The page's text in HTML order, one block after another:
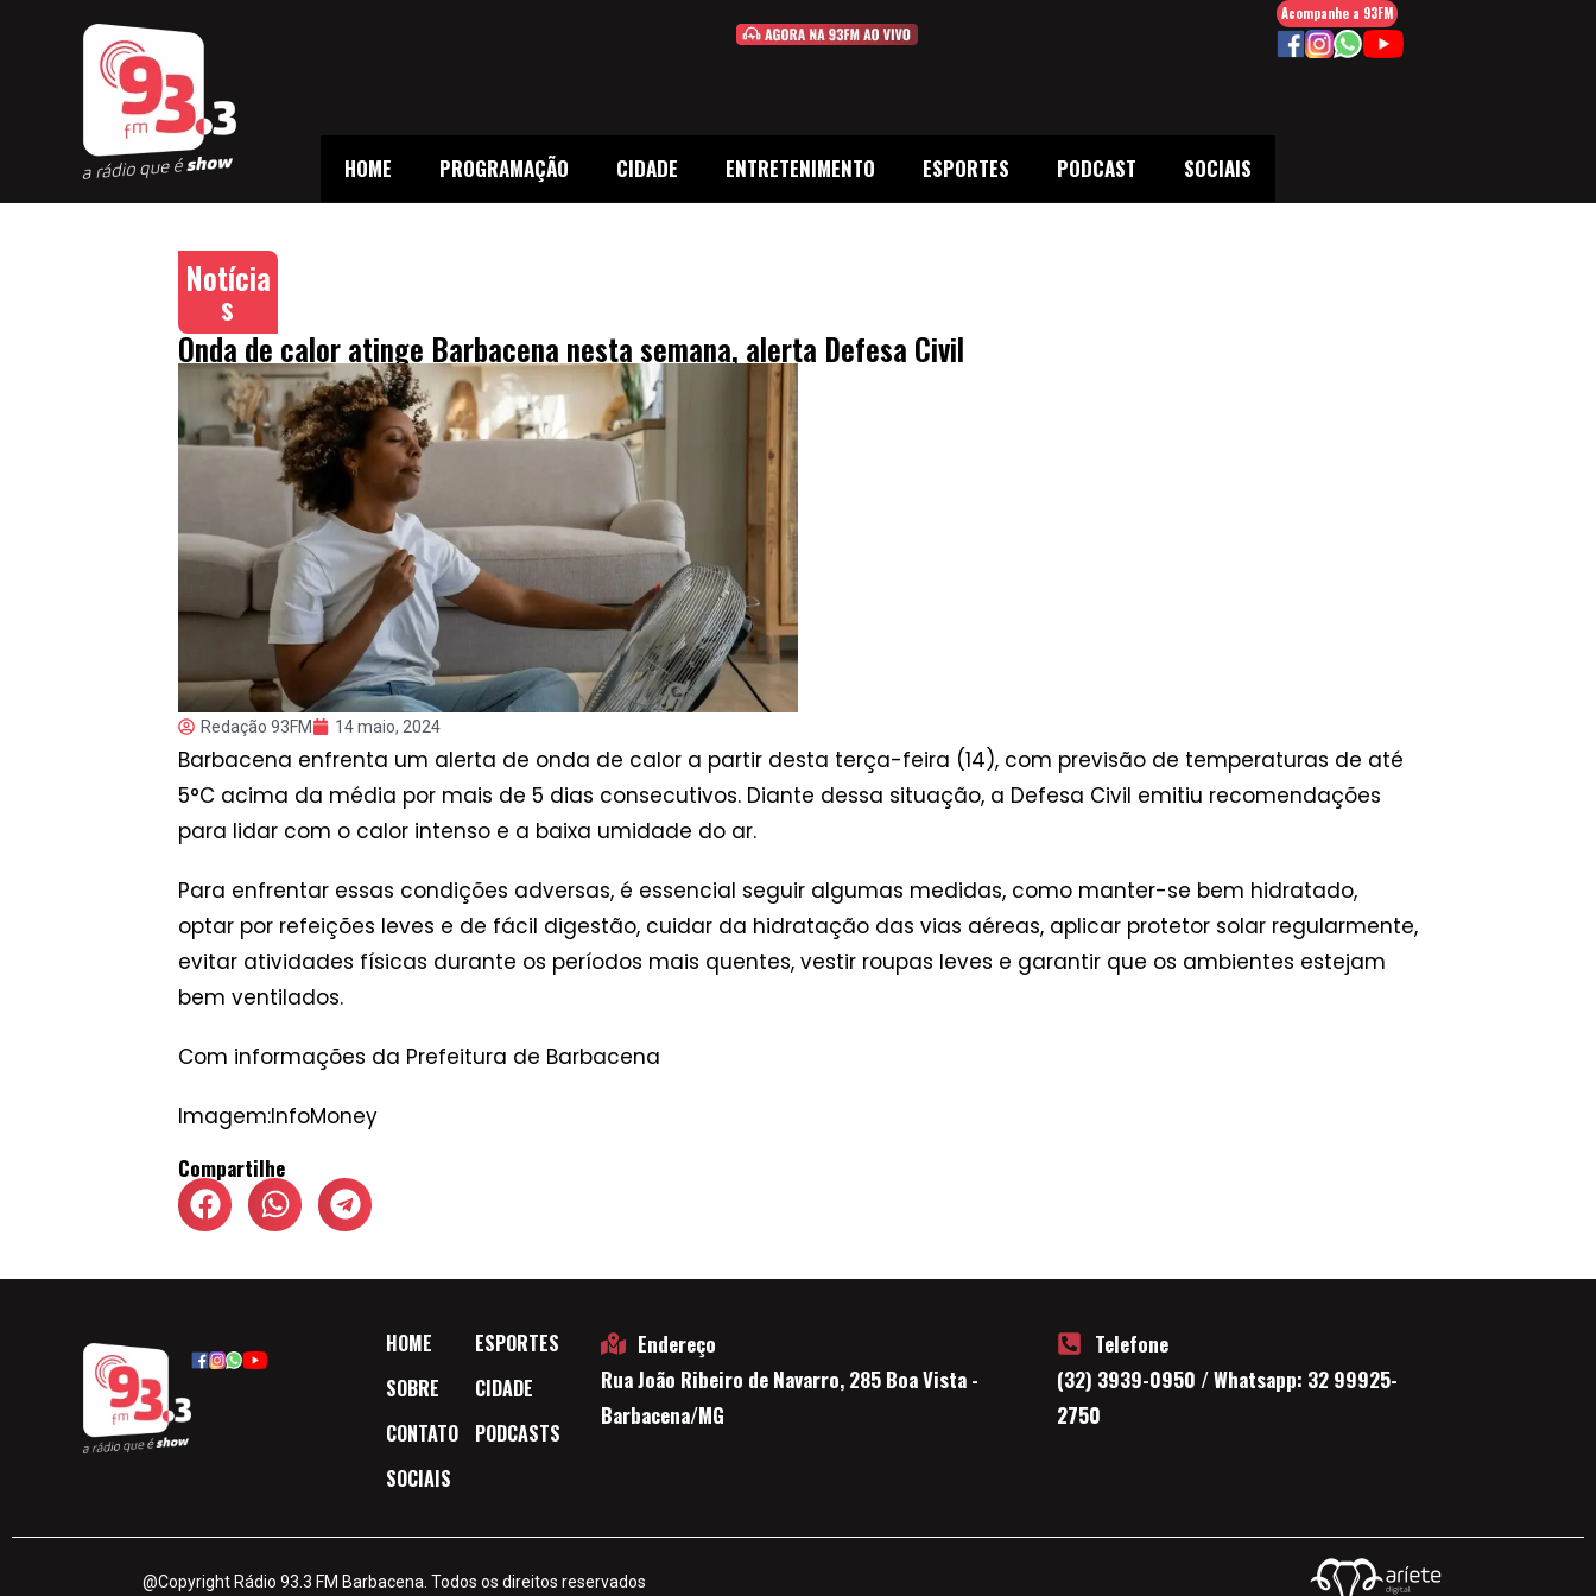
HOME PROGRAMAÇÃO CIDADE ENTRETENIMENTO ESPORTES PODCAST SOCIAIS
Acompanhe a 93FM
Notícia
s
Onda de calor atinge Barbacena nesta semana, alerta Defesa Civil
Redação 93FM 14 maio, 2024
Barbacena enfrenta um alerta de onda de calor a partir desta terça-feira (14), com previsão de temperaturas de até
5°C acima da média por mais de 5 dias consecutivos. Diante dessa situação, a Defesa Civil emitiu recomendações
para lidar com o calor intenso e a baixa umidade do ar.
Para enfrentar essas condições adversas, é essencial seguir algumas medidas, como manter-se bem hidratado,
optar por refeições leves e de fácil digestão, cuidar da hidratação das vias aéreas, aplicar protetor solar regularmente,
evitar atividades físicas durante os períodos mais quentes, vestir roupas leves e garantir que os ambientes estejam
bem ventilados.
Com informações da Prefeitura de Barbacena
Imagem:InfoMoney
Compartilhe
HOME
SOBRE
CONTATO
SOCIAIS
ESPORTES
CIDADE
PODCASTS
Endereço
Rua João Ribeiro de Navarro, 285 Boa Vista -
Barbacena/MG
Telefone
(32) 3939-0950 / Whatsapp: 32 99925-
2750
@Copyright Rádio 93.3 FM Barbacena. Todos os direitos reservados